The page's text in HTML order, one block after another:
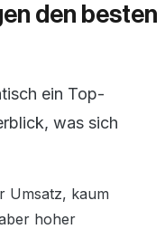
den besten
ein Top-
was sich
Umsatz, kaum
hoher